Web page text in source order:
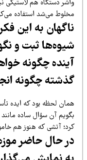
دستگاه هم لاستیکی نبود؛
می‌شد استفاده می‌کردیم.
به این فکر
ثبت و
چگونه
چگونه
لحظه بود که ایده
آن سؤال ساده مانند
آتشی که هنوز هم خاموش
حال حاضر موزه